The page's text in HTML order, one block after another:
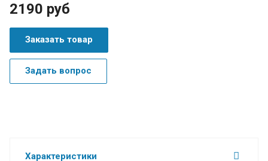
2190 руб
Заказать товар
Задать вопрос
Характеристики